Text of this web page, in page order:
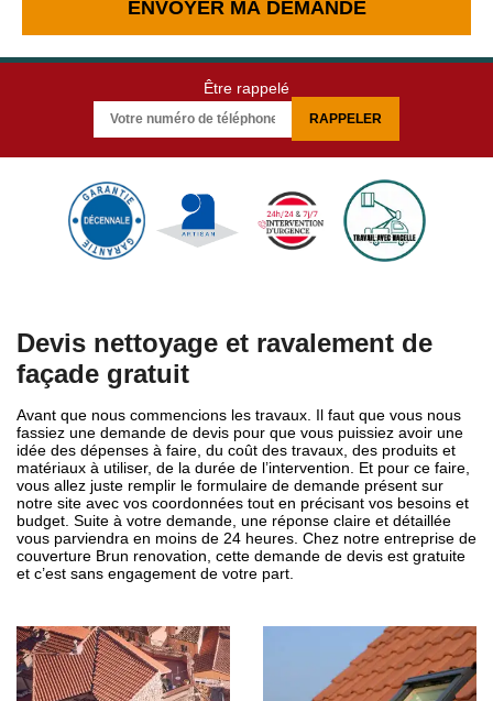
Être rappelé
Devis nettoyage et ravalement de
façade gratuit
Avant que nous commencions les travaux. Il faut que vous nous
fassiez une demande de devis pour que vous puissiez avoir une
idée des dépenses à faire, du coût des travaux, des produits et
matériaux à utiliser, de la durée de l’intervention. Et pour ce faire,
vous allez juste remplir le formulaire de demande présent sur
notre site avec vos coordonnées tout en précisant vos besoins et
budget. Suite à votre demande, une réponse claire et détaillée
vous parviendra en moins de 24 heures. Chez notre entreprise de
couverture Brun renovation, cette demande de devis est gratuite
et c’est sans engagement de votre part.